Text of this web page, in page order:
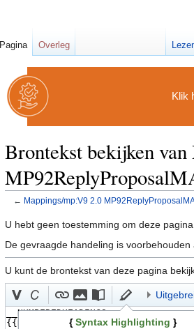
Klik
Brontekst bekijken
← Mappings/mp:V9 2.0
U hebt geen toestemming om deze
De gevraagde handeling is
U kunt de brontekst van deze pagina
Pagina Overleg
{Syntax Highlighting }